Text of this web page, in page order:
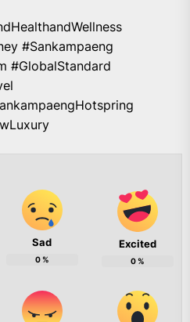
#Sankampaeng
#GlobalStandard
Sad
0%
Excited
0%